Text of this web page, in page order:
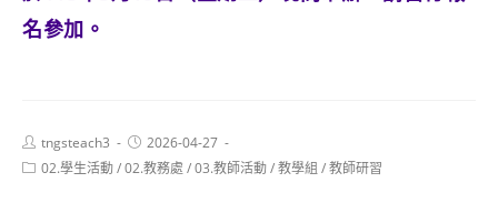
名參加。
Post
author:
tngsteach3
Post
published:
2026-04-27
Post02.學生活動/02.教務處 /03.教師活動/教學組 /教師研習